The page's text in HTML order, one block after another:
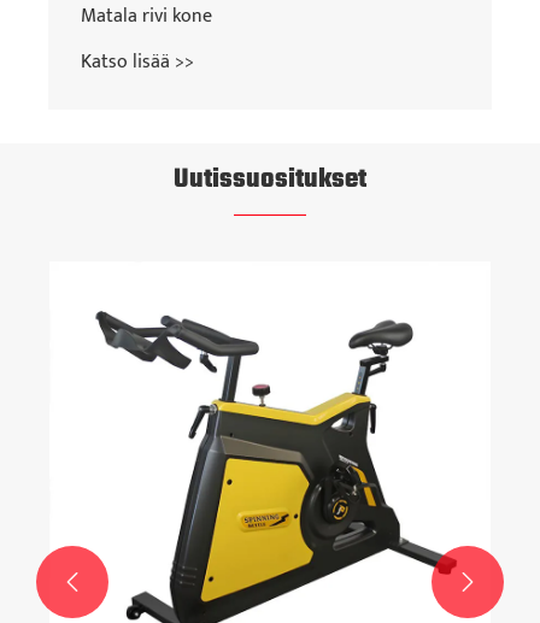
Matala rivi kone
Katso lisää >>
Uutissuositukset
 